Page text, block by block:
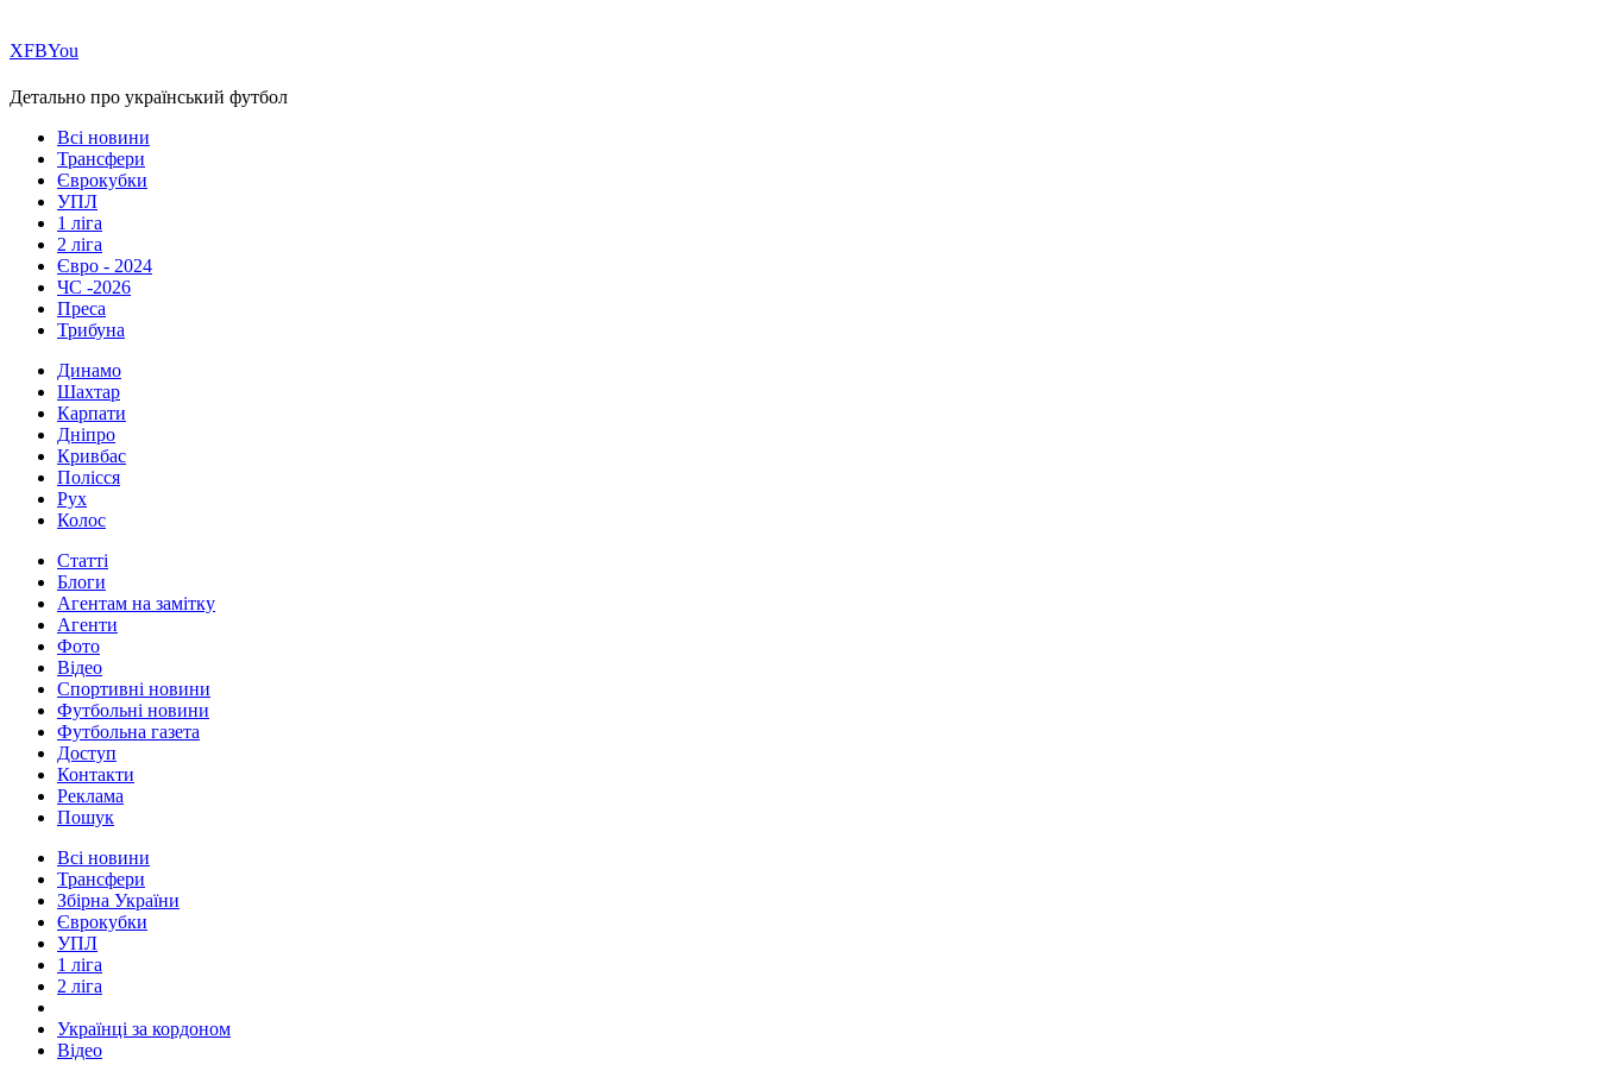
ХFBYou
Детально про український футбол
Всі новини
Трансфери
Єврокубки
УПЛ
1 ліга
2 ліга
Євро - 2024
ЧС -2026
Преса
Трибуна
Динамо
Шахтар
Карпати
Дніпро
Кривбас
Полісся
Рух
Колос
Статті
Блоги
Агентам на замітку
Агенти
Фото
Відео
Спортивні новини
Футбольні новини
Футбольна газета
Доступ
Контакти
Реклама
Пошук
Всі новини
Трансфери
Збірна України
Єврокубки
УПЛ
1 ліга
2 ліга
Українці за кордоном
Відео